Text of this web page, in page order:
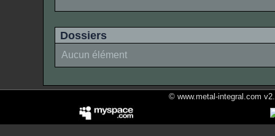
Dossiers
Aucun élément
© www.metal-integral.com